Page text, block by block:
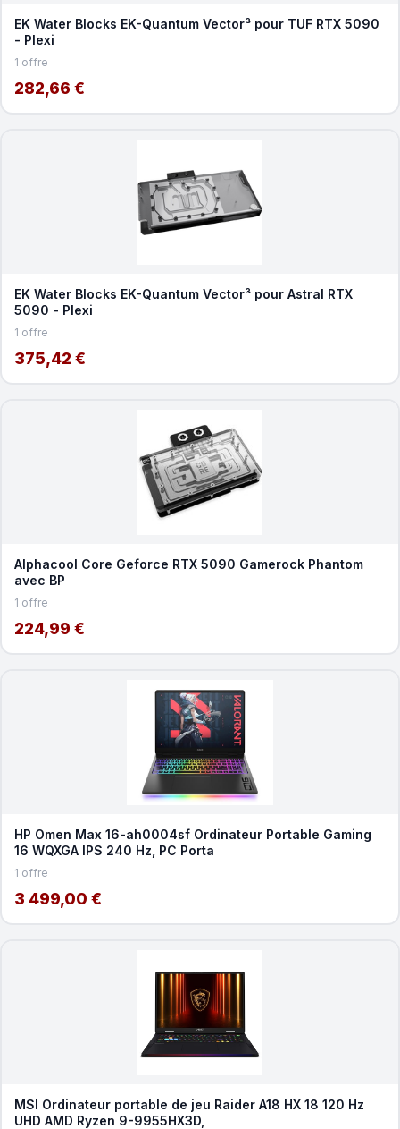
EK Water Blocks EK-Quantum Vector³ pour TUF RTX 5090
- Plexi
1 offre
282,66 €
EK Water Blocks EK-Quantum Vector³ pour Astral RTX
5090 - Plexi
1 offre
375,42 €
Alphacool Core Geforce RTX 5090 Gamerock Phantom
avec BP
1 offre
224,99 €
HP Omen Max 16-ah0004sf Ordinateur Portable Gaming
16 WQXGA IPS 240 Hz, PC Porta
1 offre
3 499,00 €
MSI Ordinateur portable de jeu Raider A18 HX 18 120 Hz
UHD AMD Ryzen 9-9955HX3D,